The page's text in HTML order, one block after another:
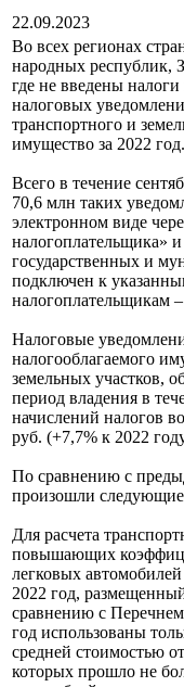
22.09.2023
Во всех регионах
народных республик,
где не введены
налоговых
транспортного и
имущество за 2022 год.
Всего в течение
70,6 млн таких
электронном виде
налогоплательщика»
государственных и
подключен к
налогоплательщикам
Налоговые
налогооблагаемого
земельных участков,
период владения в
начислений налогов
руб. (+7,7% к 2022
По сравнению с
произошли
Для расчета
повышающих
легковых
2022 год,
сравнению с Перечнем
год использованы
средней стоимостью
которых прошло не